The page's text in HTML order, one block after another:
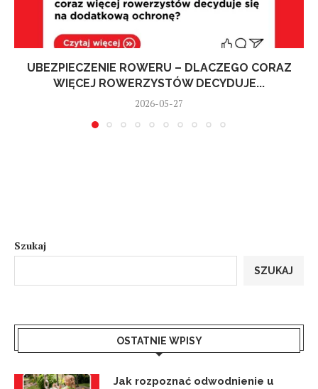
UBEZPIECZENIE ROWERU – DLACZEGO CORAZ
WIĘCEJ ROWERZYSTÓW DECYDUJE...
2026-05-27
Szukaj
SZUKAJ
OSTATNIE WPISY
Jak rozpoznać odwodnienie u